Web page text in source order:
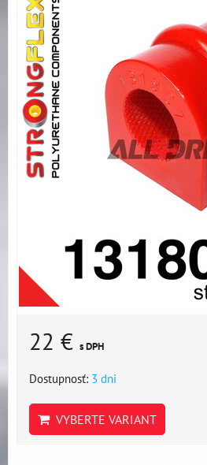
22 € s DPH
Dostupnosť: 3 dni
VYBERTE VARIANT